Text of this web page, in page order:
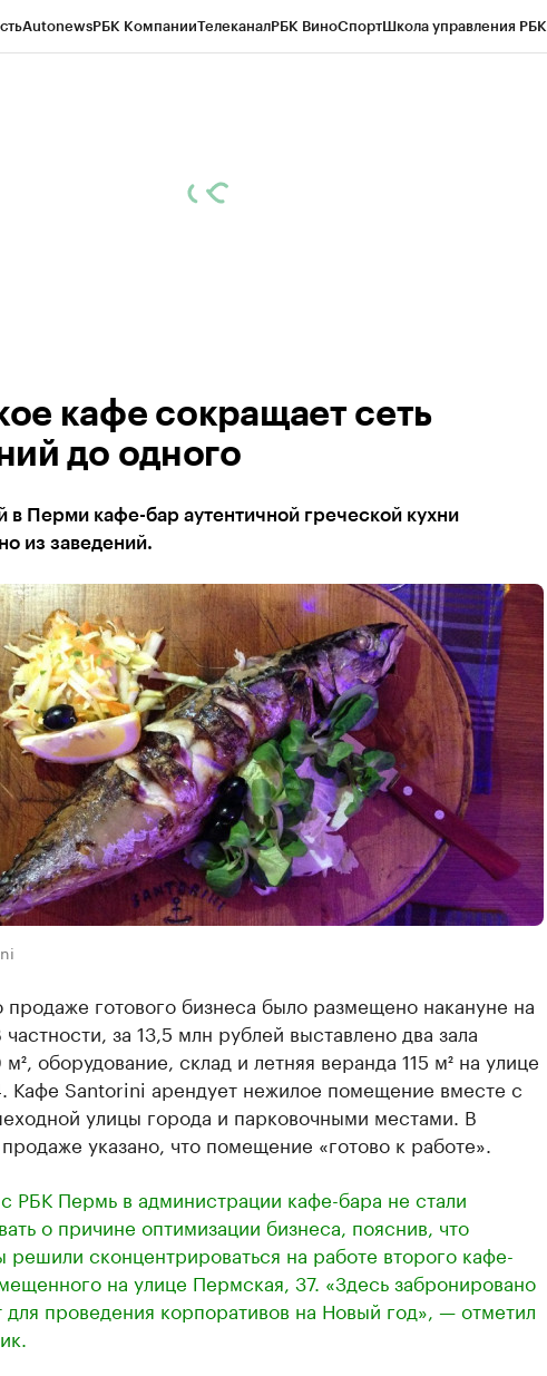
AutonewsРБК КомпанииТелеканалРБК ВиноСпортШкола управления РБК
кафе сокращает сеть
до одного
в Перми кафе-бар аутентичной греческой кухни
из заведений.
готового бизнеса было размещено накануне на
за 13,5 млн рублей выставлено два зала
оборудование, склад и летняя веранда 115 м² на улице
Кафе Santorini арендует нежилое помещение вместе с
улицы города и парковочными местами. В
указано, что помещение «готово к работе».
РБК Пермь в администрации кафе-бара не стали
о причине оптимизации бизнеса, пояснив, что
решили сконцентрироваться на работе второго кафе-
на улице Пермская, 37. «Здесь забронировано
для проведения корпоративов на Новый год», — отметил